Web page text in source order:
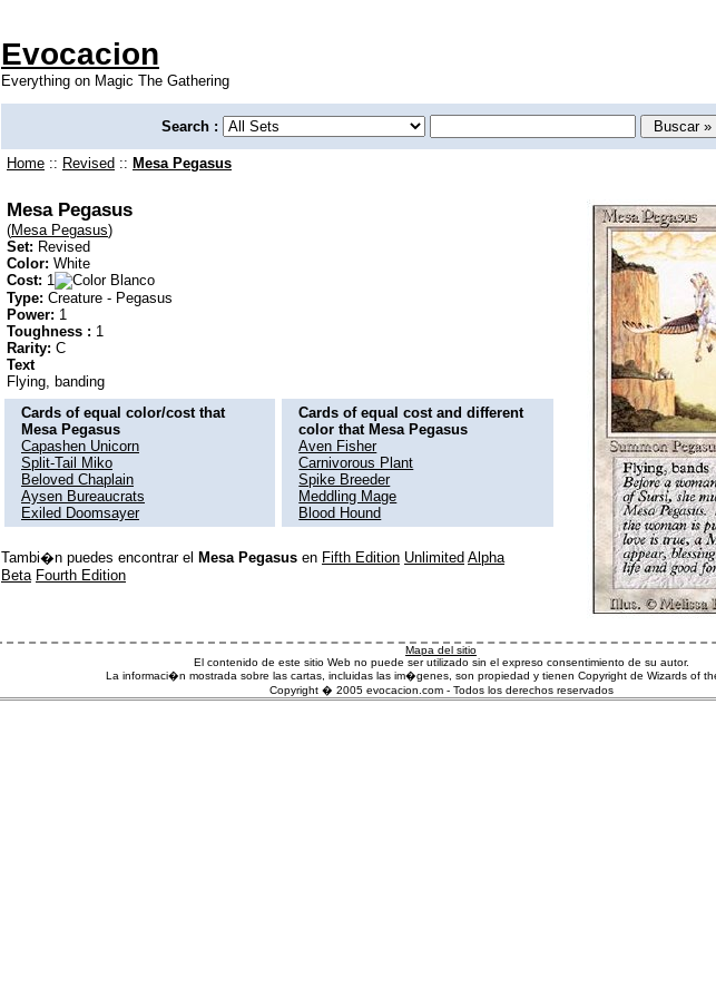
Evocacion
Everything on Magic The Gathering
Search :
Home :: Revised :: Mesa Pegasus
Mesa Pegasus
(Mesa Pegasus)
Set: Revised
Color: White
Cost: 1
Type: Creature - Pegasus
Power: 1
Toughness : 1
Rarity: C
Text
Flying, banding
Cards of equal color/cost that
Mesa Pegasus
Capashen Unicorn
Split-Tail Miko
Beloved Chaplain
Aysen Bureaucrats
Exiled Doomsayer
Cards of equal cost and different
color that Mesa Pegasus
Aven Fisher
Carnivorous Plant
Spike Breeder
Meddling Mage
Blood Hound
Tambi�n puedes encontrar el Mesa Pegasus en Fifth Edition Unlimited Alpha
Beta Fourth Edition
Mapa del sitio
El contenido de este sitio Web no puede ser utilizado sin el expreso consentimiento de su autor.
La informaci�n mostrada sobre las cartas, incluidas las im�genes, son propiedad y tienen Copyright de Wizards of
Copyright � 2005 evocacion.com - Todos los derechos reservados